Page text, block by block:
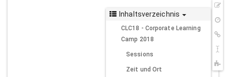
Inhaltsverzeichnis
CLC18 - Corporate Learning
Camp 2018
Sessions
Zeit und Ort